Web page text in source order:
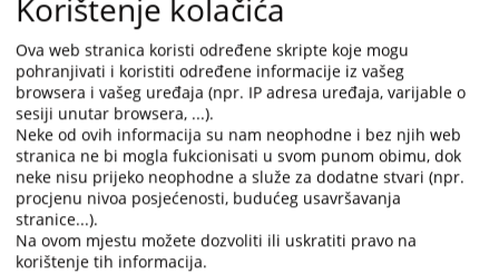
Linkovi
Raspored suđenja
Korištenje kolačića
Ova web stranica koristi određene skripte koje mogu
pohranjivati i koristiti određene informacije iz vašeg
browsera i vašeg uređaja (npr. IP adresa uređaja, varijable o
sesiji unutar browsera, ...).
Neke od ovih informacija su nam neophodne i bez njih web
stranica ne bi mogla fukcionisati u svom punom obimu, dok
neke nisu prijeko neophodne a služe za dodatne stvari (npr.
procjenu nivoa posjećenosti, budućeg usavršavanja
stranice...).
Na ovom mjestu možete dozvoliti ili uskratiti pravo na
korištenje tih informacija.